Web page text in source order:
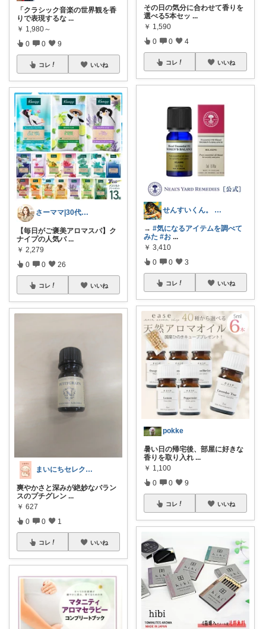
「クラシック音楽の世界観を香
りで表現するな ...
￥ 1,980～
0 0 9
コレ いいね
さーママ|30代小2女児ママ🎀
【毎日がご褒美アロマスパ】ク
ナイプの人気バ ...
￥ 2,279
0 0 26
コレ いいね
まいにちセレクトdays
爽やかさと深みが絶妙なバラン
スのプチグレン ...
￥ 627
0 0 1
コレ いいね
その日の気分に合わせて香りを
選べる5本セッ ...
￥ 1,590
0 0 4
コレ いいね
せんすいくん。 ＼情報の海へダイブ／
→ #気になるアイテムを調べて
みた #お ...
￥ 3,410
0 0 3
コレ いいね
pokke
暑い日の帰宅後、部屋に好きな
香りを取り入れ ...
￥ 1,100
0 0 9
コレ いいね